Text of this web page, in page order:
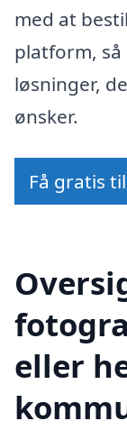
med at
platform,
løsninger,
ønsker.
Få gratis
eller